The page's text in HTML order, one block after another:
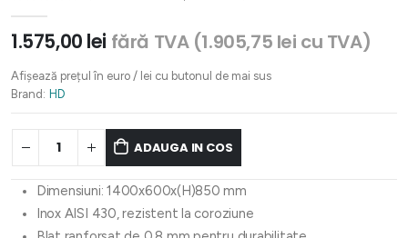
1.575,00 lei fără TVA (1.905,75 lei cu TVA)
Afișează prețul în euro / lei cu butonul de mai sus
Brand: HD
ADAUGA IN COS
Dimensiuni: 1400x600x(H)850 mm
Inox AISI 430, rezistent la coroziune